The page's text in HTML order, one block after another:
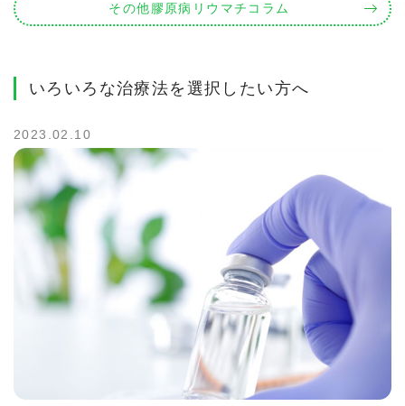
その他膠原病リウマチコラム
いろいろな治療法を選択したい方へ
2023.02.10